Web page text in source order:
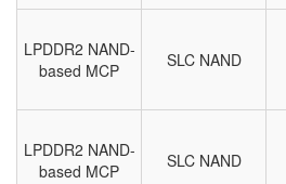
LPDDR2 NAND-
based MCP
SLC NAND
LPDDR2 NAND-
based MCP
SLC NAND